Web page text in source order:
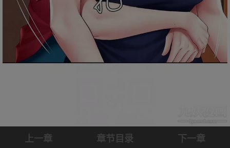
上一章 章节目录 下一章